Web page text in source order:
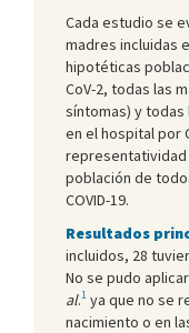
Cada estudio se
madres incluidas
hipotéticas
CoV-2, todas las
síntomas) y todas
en el hospital por
representatividad
población de
COVID-19.
Resultados
incluidos, 28
No se pudo
al.1 ya que no se
nacimiento o en